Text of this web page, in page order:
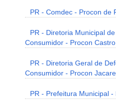
PR - Comdec - Procon de
PR - Diretoria Municipal
Consumidor - Procon Castro
PR - Diretoria Geral de
Consumidor - Procon
PR - Prefeitura Municipal -